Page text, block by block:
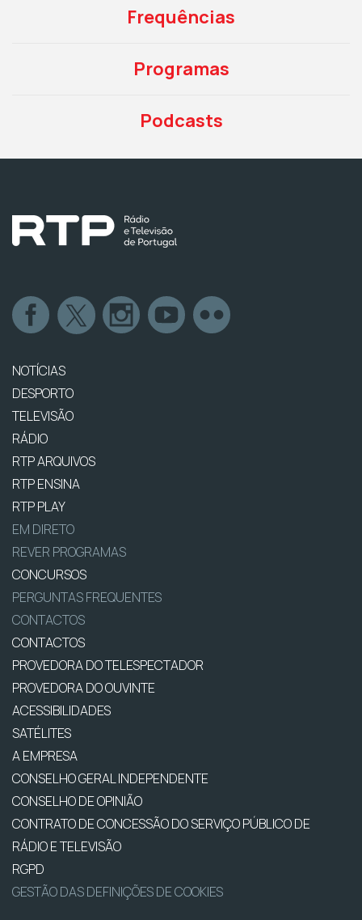
Frequências
Programas
Podcasts
NOTÍCIAS
DESPORTO
TELEVISÃO
RÁDIO
RTP ARQUIVOS
RTP ENSINA
RTP PLAY
EM DIRETO
REVER PROGRAMAS
CONCURSOS
PERGUNTAS FREQUENTES
CONTACTOS
CONTACTOS
PROVEDORA DO TELESPECTADOR
PROVEDORA DO OUVINTE
ACESSIBILIDADES
SATÉLITES
A EMPRESA
CONSELHO GERAL INDEPENDENTE
CONSELHO DE OPINIÃO
CONTRATO DE CONCESSÃO DO SERVIÇO PÚBLICO DE
RÁDIO E TELEVISÃO
RGPD
GESTÃO DAS DEFINIÇÕES DE COOKIES